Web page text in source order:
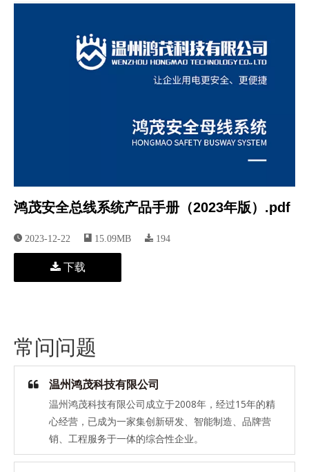
鸿茂安全总线系统产品手册（2023年版）.pdf
2023-12-22 15.09MB 194
下载
常问问题
温州鸿茂科技有限公司
温州鸿茂科技有限公司成立于2008年，经过15年的精
心经营，已成为一家集创新研发、智能制造、品牌营
销、工程服务于一体的综合性企业。